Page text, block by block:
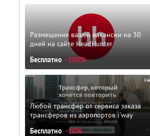
Размещение вашей вакансии на 30
дней на сайте HeadHunter
Бесплатно -100%
Любой трансфер от сервиса заказа
трансферов из аэропортов i'way
Бесплатно -10%